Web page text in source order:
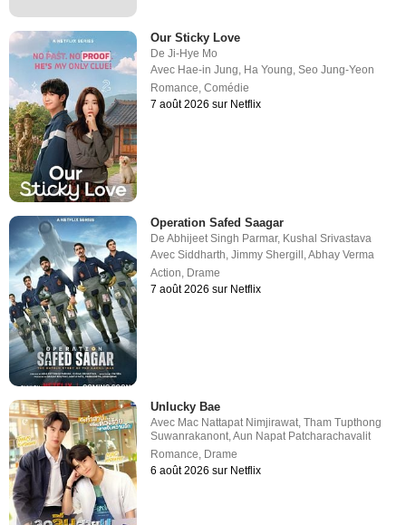
Our Sticky Love
DeJi-Hye Mo
Avec Hae-in Jung, Ha Young,Seo Jung-Yeon
Romance,Comédie
7 août 2026 sur Netflix
Operation Safed Saagar
DeAbhijeet Singh Parmar, Kushal Srivastava
AvecSiddharth ,Jimmy Shergill ,Abhay Verma
Action Drame
7 août 2026 sur Netflix
Unlucky Bae
Avec Mac Nattapat Nimjirawat,Tham Tupthong
Suwanrakanont,Aun Napat Patcharachavalit
Romance, Drame
6 août 2026 sur Netflix